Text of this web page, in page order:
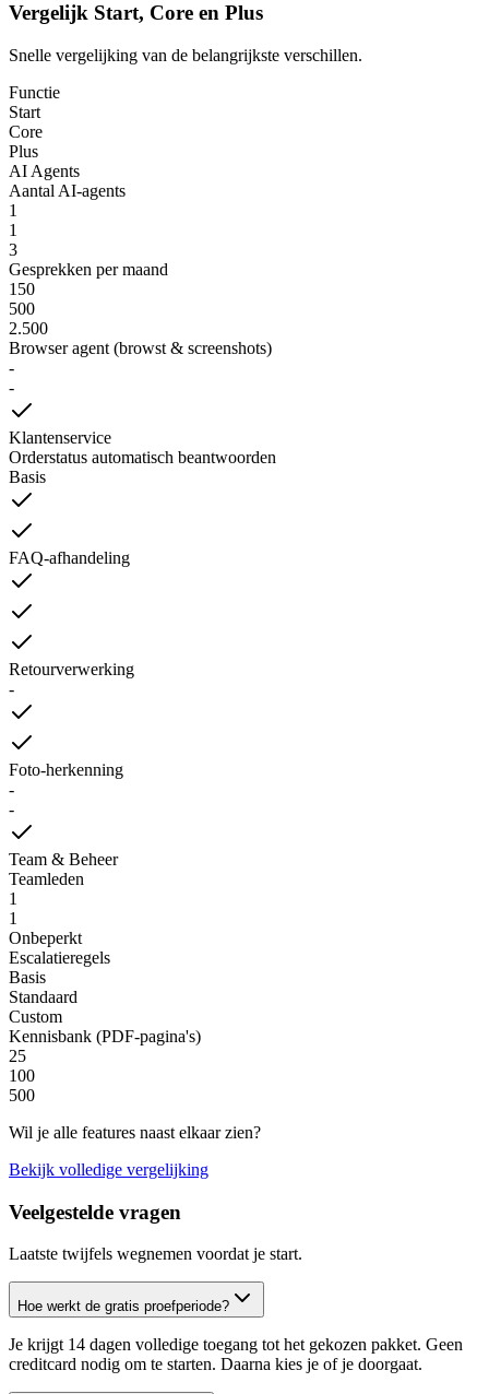
Vergelijk Start, Core en Plus
Snelle vergelijking van de belangrijkste verschillen.
Functie
Start
Core
Plus
AI Agents
Aantal AI-agents
1
1
3
Gesprekken per maand
150
500
2.500
Browser agent (browst & screenshots)
-
-
Klantenservice
Orderstatus automatisch beantwoorden
Basis
FAQ-afhandeling
Retourverwerking
-
Foto-herkenning
-
-
Team & Beheer
Teamleden
1
1
Onbeperkt
Escalatieregels
Basis
Standaard
Custom
Kennisbank (PDF-pagina's)
25
100
500
Wil je alle features naast elkaar zien?
Bekijk volledige vergelijking
Veelgestelde vragen
Laatste twijfels wegnemen voordat je start.
Hoe werkt de gratis proefperiode?
Je krijgt 14 dagen volledige toegang tot het gekozen pakket. Geen
creditcard nodig om te starten. Daarna kies je of je doorgaat.